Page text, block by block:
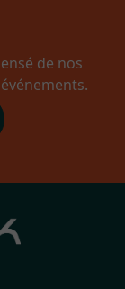
de nos